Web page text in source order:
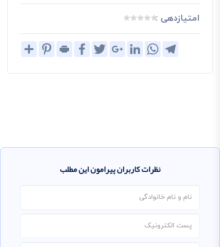
امتیازدهی :
Share
PinterestPrint
FacebookTwitterGoogle+LinkedIn
WhatsAppTelegram
نظرات کاربران پیرامون این مطلب